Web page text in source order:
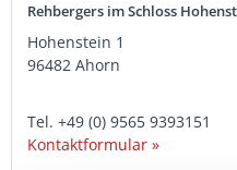
Rehbergers im Schloss
Hohenstein 1
96482 Ahorn
Tel. +49 (0) 9565 9393151
Kontaktformular »